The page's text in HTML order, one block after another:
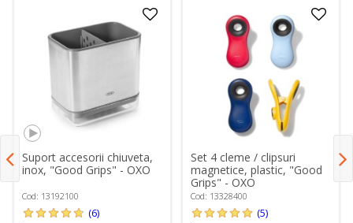
Suport accesorii chiuveta,
inox, "Good Grips" - OXO
Cod: 13192100
(6)
Set 4 cleme / clipsuri
magnetice, plastic, "Good
Grips" - OXO
Cod: 13328400
(5)